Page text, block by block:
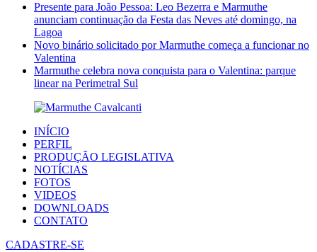
Presente para João Pessoa: Leo Bezerra e Marmuthe
anunciam continuação da Festa das Neves até domingo, na
Lagoa
Novo binário solicitado por Marmuthe começa a funcionar no
Valentina
Marmuthe celebra nova conquista para o Valentina: parque
linear na Perimetral Sul
INÍCIO
PERFIL
PRODUÇÃO LEGISLATIVA
NOTÍCIAS
FOTOS
VIDEOS
DOWNLOADS
CONTATO
CADASTRE-SE